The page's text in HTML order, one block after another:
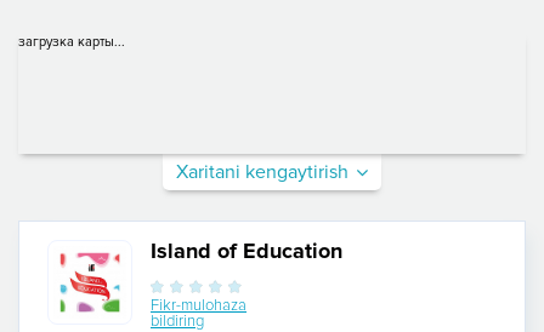
загрузка карты...
Xaritani kengaytirish
Island of Education
Fikr-mulohaza
bildiring